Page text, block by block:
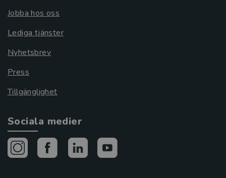
Jobba hos oss
Lediga tjänster
Nyhetsbrev
Press
Tillgänglighet
Sociala medier